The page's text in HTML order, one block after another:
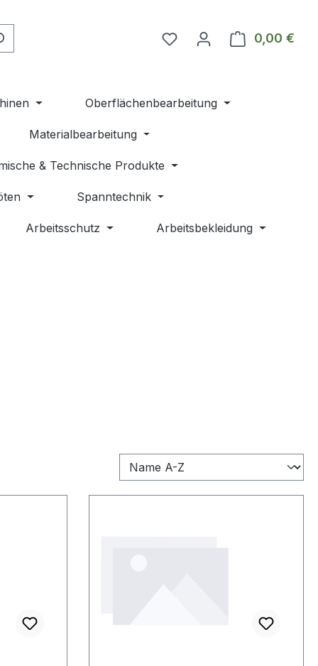
Du hast 0 Produkte auf
0,00 €
Oberflächenbearbeitung
Materialbearbeitung
& Technische Produkte
Spanntechnik
Arbeitsschutz Arbeitsbekleidung